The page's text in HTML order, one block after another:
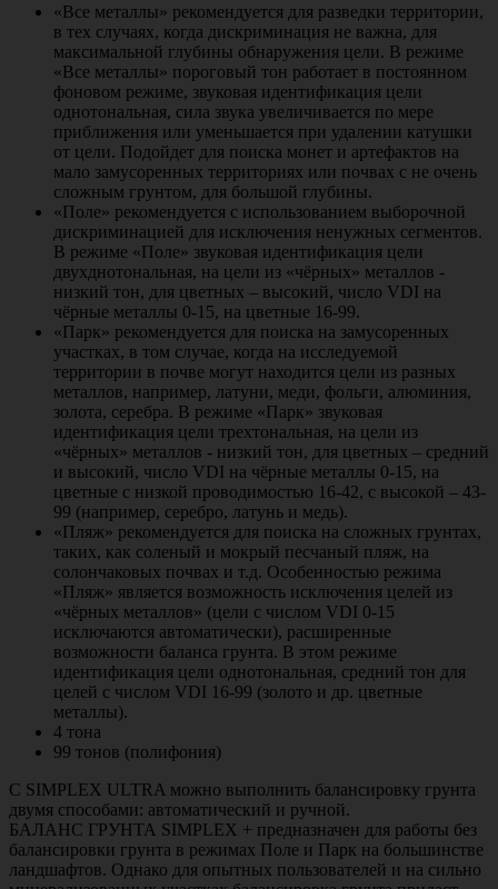
«Все металлы» рекомендуется для разведки территории,
в тех случаях, когда дискриминация не важна, для
максимальной глубины обнаружения цели. В режиме
«Все металлы» пороговый тон работает в постоянном
фоновом режиме, звуковая идентификация цели
однотональная, сила звука увеличивается по мере
приближения или уменьшается при удалении катушки
от цели. Подойдет для поиска монет и артефактов на
мало замусоренных территориях или почвах с не очень
сложным грунтом, для большой глубины.
«Поле» рекомендуется с использованием выборочной
дискриминацией для исключения ненужных сегментов.
В режиме «Поле» звуковая идентификация цели
двухднотональная, на цели из «чёрных» металлов -
низкий тон, для цветных – высокий, число VDI на
чёрные металлы 0-15, на цветные 16-99.
«Парк» рекомендуется для поиска на замусоренных
участках, в том случае, когда на исследуемой
территории в почве могут находится цели из разных
металлов, например, латуни, меди, фольги, алюминия,
золота, серебра. В режиме «Парк» звуковая
идентификация цели трехтональная, на цели из
«чёрных» металлов - низкий тон, для цветных – средний
и высокий, число VDI на чёрные металлы 0-15, на
цветные с низкой проводимостью 16-42, с высокой – 43-
99 (например, серебро, латунь и медь).
«Пляж» рекомендуется для поиска на сложных грунтах,
таких, как соленый и мокрый песчаный пляж, на
солончаковых почвах и т.д. Особенностью режима
«Пляж» является возможность исключения целей из
«чёрных металлов» (цели с числом VDI 0-15
исключаются автоматически), расширенные
возможности баланса грунта. В этом режиме
идентификация цели однотональная, средний тон для
целей с числом VDI 16-99 (золото и др. цветные
металлы).
4 тона
99 тонов (полифония)
С SIMPLEX ULTRA можно выполнить балансировку грунта
двумя способами: автоматический и ручной.
БАЛАНС ГРУНТА SIMPLEX + предназначен для работы без
балансировки грунта в режимах Поле и Парк на большинстве
ландшафтов. Однако для опытных пользователей и на сильно